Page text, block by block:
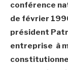
conférence
de février
président
entreprise à